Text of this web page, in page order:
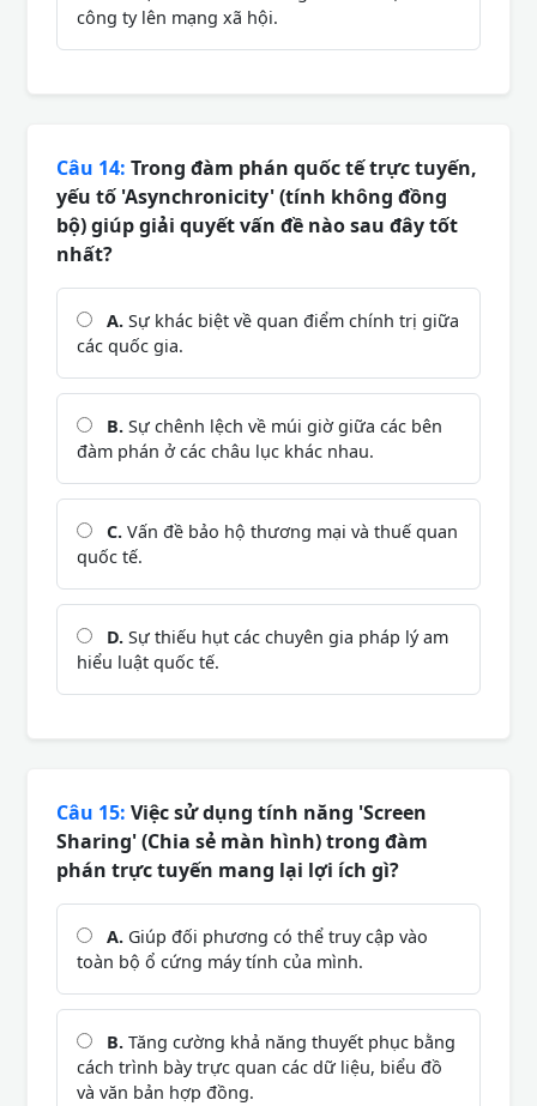
công ty lên mạng xã hội.
Câu 14: Trong đàm phán quốc tế trực tuyến,
yếu tố 'Asynchronicity' (tính không đồng
bộ) giúp giải quyết vấn đề nào sau đây tốt
nhất?
A. Sự khác biệt về quan điểm chính trị giữa
các quốc gia.
B. Sự chênh lệch về múi giờ giữa các bên
đàm phán ở các châu lục khác nhau.
C. Vấn đề bảo hộ thương mại và thuế quan
quốc tế.
D. Sự thiếu hụt các chuyên gia pháp lý am
hiểu luật quốc tế.
Câu 15: Việc sử dụng tính năng 'Screen
Sharing' (Chia sẻ màn hình) trong đàm
phán trực tuyến mang lại lợi ích gì?
A. Giúp đối phương có thể truy cập vào
toàn bộ ổ cứng máy tính của mình.
B. Tăng cường khả năng thuyết phục bằng
cách trình bày trực quan các dữ liệu, biểu đồ
và văn bản hợp đồng.